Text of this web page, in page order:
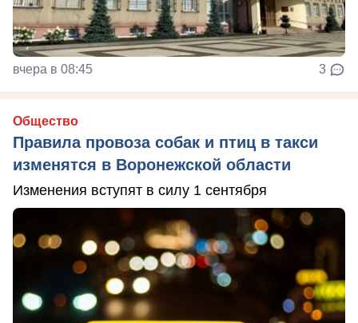
вчера в 08:45 3
Общество
Правила провоза собак и птиц в такси
изменятся в Воронежской области
Изменения вступят в силу 1 сентября